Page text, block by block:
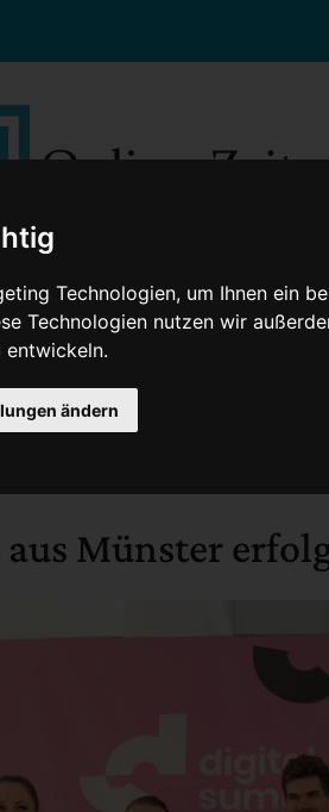
Technologien, um Ihnen ein
Technologien nutzen wir
entwickeln.
ändern
Gesellschaft
Münster